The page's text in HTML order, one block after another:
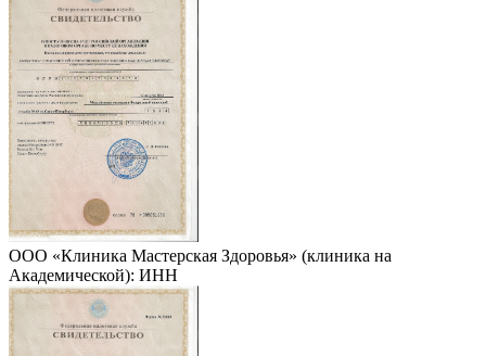
ООО «Клиника Мастерская Здоровья» (клиника на
Академической): ИНН